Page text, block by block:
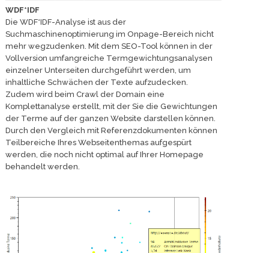
WDF*IDF
Die WDF*IDF-Analyse ist aus der
Suchmaschinenoptimierung im Onpage-Bereich nicht
mehr wegzudenken. Mit dem SEO-Tool können in der
Vollversion umfangreiche Termgewichtungsanalysen
einzelner Unterseiten durchgeführt werden, um
inhaltliche Schwächen der Texte aufzudecken.
Zudem wird beim Crawl der Domain eine
Komplettanalyse erstellt, mit der Sie die Gewichtungen
der Terme auf der ganzen Website darstellen können.
Durch den Vergleich mit Referenzdokumenten können
Teilbereiche Ihres Webseitenthemas aufgespürt
werden, die noch nicht optimal auf Ihrer Homepage
behandelt werden.